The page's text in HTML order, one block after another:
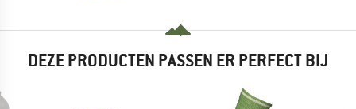
DEZE PRODUCTEN PASSEN ER PERFECT BIJ